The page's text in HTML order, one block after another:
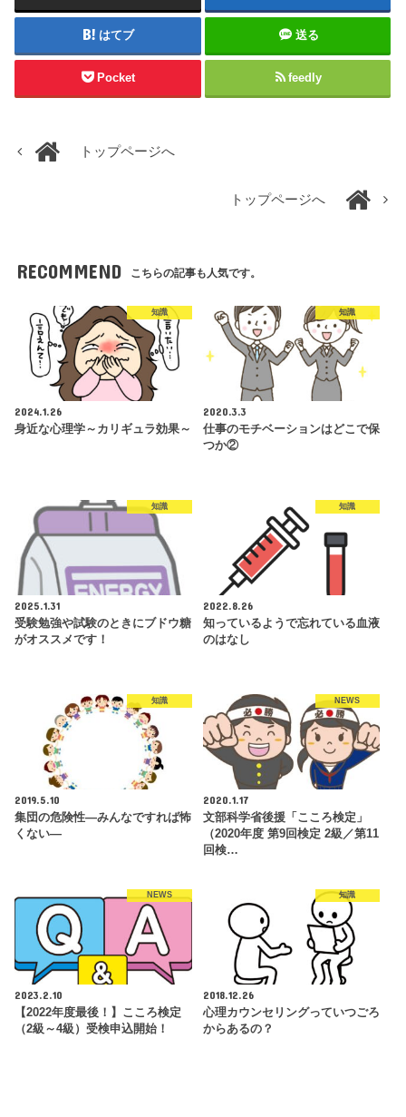
はてブ 送る
Pocket feedly
トップページへ
トップページへ
RECOMMEND こちらの記事も人気です。
知識
2024.1.26
身近な心理学～カリギュラ効果～
知識
2020.3.3
仕事のモチベーションはどこで保
つか②
知識
2025.1.31
受験勉強や試験のときにブドウ糖
がオススメです！
知識
2022.8.26
知っているようで忘れている血液
のはなし
知識
2019.5.10
集団の危険性―みんなですれば怖
くない―
NEWS
2020.1.17
文部科学省後援「こころ検定」
（2020年度 第9回検定 2級／第11
回検…
NEWS
2023.2.10
【2022年度最後！】こころ検定
（2級～4級）受検申込開始！
知識
2018.12.26
心理カウンセリングっていつごろ
からあるの？